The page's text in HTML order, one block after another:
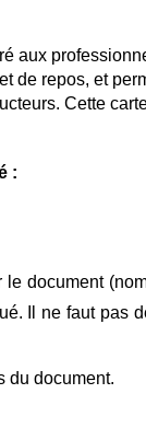
aux
de repos, et
Cette
:
document
Il ne faut pas
du document.